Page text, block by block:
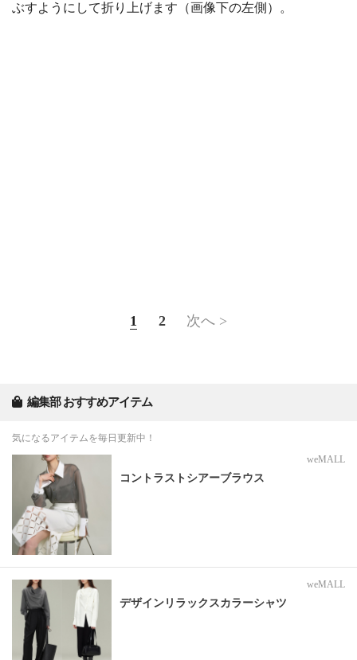
ぶすようにして折り上げます（画像下の左側）。
1 2 次へ >
編集部 おすすめアイテム
気になるアイテムを毎日更新中！
weMALL
コントラストシアーブラウス
weMALL
デザインリラックスカラーシャツ